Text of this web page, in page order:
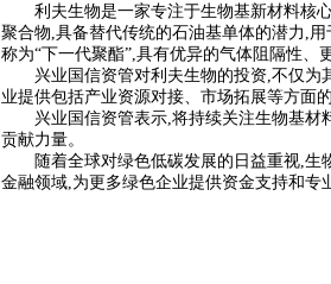
利夫生物是一家专注于生物基新材料核
聚合物,具备替代传统的石油基单体的潜力,
称为“下一代聚酯”,具有优异的气体阻隔性、
兴业国信资管对利夫生物的投资,不仅
业提供包括产业资源对接、市场拓展等方面
兴业国信资管表示,将持续关注生物基
贡献力量。
随着全球对绿色低碳发展的日益重视,
金融领域,为更多绿色企业提供资金支持和专